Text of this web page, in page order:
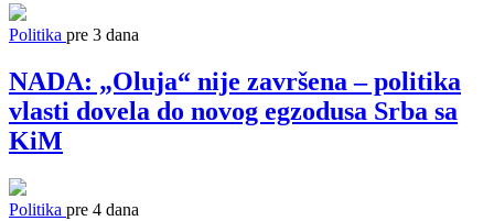
Politika pre 3 dana
NADA: „Oluja“ nije završena – politika
vlasti dovela do novog egzodusa Srba sa
KiM
Politika pre 4 dana